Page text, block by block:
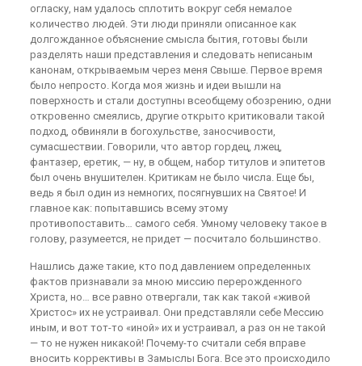
огласку, нам удалось сплотить вокруг себя немалое
количество людей. Эти люди приняли описанное как
долгожданное объяснение смысла бытия, готовы были
разделять наши представления и следовать неписаным
канонам, открываемым через меня Свыше. Первое время
было непросто. Когда моя жизнь и идеи вышли на
поверхность и стали доступны всеобщему обозрению, одни
откровенно смеялись, другие открыто критиковали такой
подход, обвиняли в богохульстве, заносчивости,
сумасшествии. Говорили, что автор гордец, лжец,
фантазер, еретик, — ну, в общем, набор титулов и эпитетов
был очень внушителен. Критикам не было числа. Еще бы,
ведь я был один из немногих, посягнувших на Святое! И
главное как: попытавшись всему этому
противопоставить… самого себя. Умному человеку такое в
голову, разумеется, не придет — посчитало большинство.
Нашлись даже такие, кто под давлением определенных
фактов признавали за мною миссию перерожденного
Христа, но… все равно отвергали, так как такой «живой
Христос» их не устраивал. Они представляли себе Мессию
иным, и вот тот-то «иной» их и устраивал, а раз он не такой
— то не нужен никакой! Почему-то считали себя вправе
вносить коррективы в Замыслы Бога. Все это происходило